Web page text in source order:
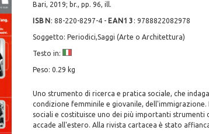
Bari, 2019; br., pp. 96, ill.
ISBN : 88-220-8297-4- EAN13 : 9788822082978
Soggetto: Periodici,Saggi (Arte o Architettura)
Testo in:
Peso: 0.29 kg
Uno strumento di ricerca e pratica sociale, che
condizione femminile e giovanile,
sociali e costituisce uno dei più importanti
accade all'estero. Alla rivista cartacea è stato